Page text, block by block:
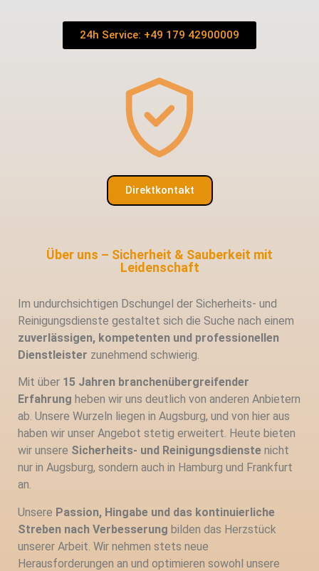
24h Service: +49 179 42900009
Direktkontakt
Über uns – Sicherheit & Sauberkeit mit
Leidenschaft
Im undurchsichtigen Dschungel der Sicherheits- und
Reinigungsdienste gestaltet sich die Suche nach einem
zuverlässigen, kompetenten und professionellen
Dienstleister zunehmend schwierig.
Mit über 15 Jahren branchenübergreifender
Erfahrung heben wir uns deutlich von anderen Anbietern
ab. Unsere Wurzeln liegen in Augsburg, und von hier aus
haben wir unser Angebot stetig erweitert. Heute bieten
wir unsere Sicherheits- und Reinigungsdienste nicht
nur in Augsburg, sondern auch in Hamburg und Frankfurt
an.
Unsere Passion, Hingabe und das kontinuierliche
Streben nach Verbesserung bilden das Herzstück
unserer Arbeit. Wir nehmen stets neue
Herausforderungen an und optimieren sowohl unsere